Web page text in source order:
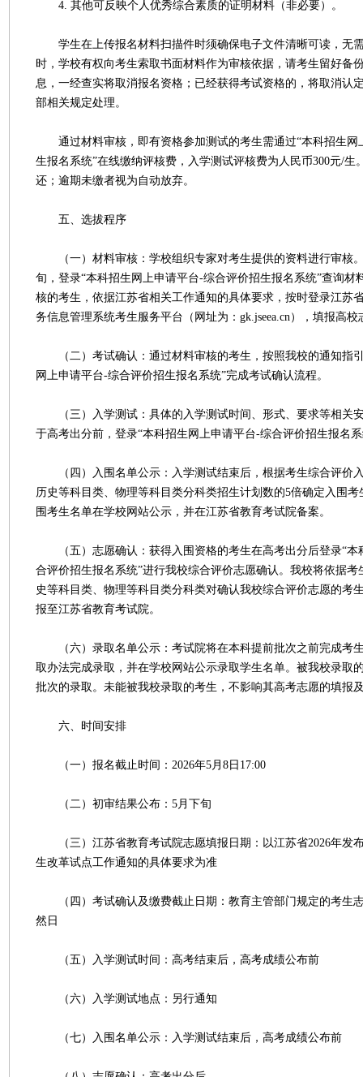
4. 其他可反映个人优秀综合素质的证明材料（非必要）。
学生在上传报名材料扫描件时须确保电子文件清晰可读，无
时，学校有权向考生索取书面材料作为审核依据，请考生留好备
息，一经查实将取消报名资格；已经获得考试资格的，将取消认
部相关规定处理。
通过材料审核，即有资格参加测试的考生需通过“本科招生网
生报名系统”在线缴纳评核费，入学测试评核费为人民币300元/生
还；逾期未缴者视为自动放弃。
五、选拔程序
（一）材料审核：学校组织专家对考生提供的资料进行审核。
旬，登录“本科招生网上申请平台-综合评价招生报名系统”查询材
核的考生，依据江苏省相关工作通知的具体要求，按时登录江苏
务信息管理系统考生服务平台（网址为：gk.jseea.cn），填报高校
（二）考试确认：通过材料审核的考生，按照我校的通知指
网上申请平台-综合评价招生报名系统”完成考试确认流程。
（三）入学测试：具体的入学测试时间、形式、要求等相关
于高考出分前，登录“本科招生网上申请平台-综合评价招生报名
（四）入围名单公示：入学测试结束后，根据考生综合评价
历史等科目类、物理等科目类分科类招生计划数的5倍确定入围
围考生名单在学校网站公示，并在江苏省教育考试院备案。
（五）志愿确认：获得入围资格的考生在高考出分后登录“本
合评价招生报名系统”进行我校综合评价志愿确认。我校将依据考
史等科目类、物理等科目类分科类对确认我校综合评价志愿的考
报至江苏省教育考试院。
（六）录取名单公示：考试院将在本科提前批次之前完成考
取办法完成录取，并在学校网站公示录取学生名单。被我校录取
批次的录取。未能被我校录取的考生，不影响其高考志愿的填报
六、时间安排
（一）报名截止时间：2026年5月8日17:00
（二）初审结果公布：5月下旬
（三）江苏省教育考试院志愿填报日期：以江苏省2026年发
生改革试点工作通知的具体要求为准
（四）考试确认及缴费截止日期：教育主管部门规定的考生
然日
（五）入学测试时间：高考结束后，高考成绩公布前
（六）入学测试地点：另行通知
（七）入围名单公示：入学测试结束后，高考成绩公布前